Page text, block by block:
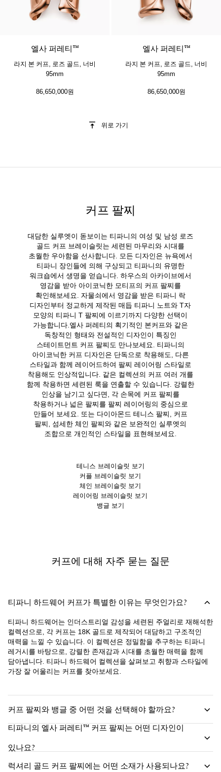
엘사 퍼레티™
라지 본 커프, 로즈 골드, 너비
95mm
86,650,000원
엘사 퍼레티™
라지 본 커프, 로즈 골드, 너비
95mm
86,650,000원
위로 가기
커프 팔찌
대담한 실루엣이 돋보이는 티파니의 여성 및 남성 로즈
골드 커프 브레이슬릿는 세련된 마무리와 시대를
초월한 우아함을 선사합니다. 모든 디자인은 뉴욕에서
티파니 장인들에 의해 구상되고 티파니의 유명한
워크숍에서 생명을 얻습니다. 하우스의 아카이브에서
영감을 받아 아이코닉한 모티프의 커프 팔찌를
확인해보세요. 자물쇠에서 영감을 받은 티파니 락
디자인부터 정교하게 제작된 매듭 티파니 노트와 T자
모양의 티파니 T 팔찌에 이르기까지 다양한 선택이
가능합니다.엘사 퍼레티의 획기적인 본커프와 같은
독창적인 형태와 전설적인 디자인이 특징인
스테이트먼트 커프 팔찌도 만나보세요. 티파니의
아이코닉한 커프 디자인은 단독으로 착용해도, 다른
스타일과 함께 레이어드하여 팔찌 레이어링 스타일로
착용해도 인상적입니다. 같은 컬렉션의 커프 여러 개를
함께 착용하면 세련된 룩을 연출할 수 있습니다. 강렬한
인상을 남기고 싶다면, 각 손목에 커프 팔찌를
착용하거나 넓은 팔찌를 팔찌 레이어링의 중심으로
만들어 보세요. 또는 다이아몬드 테니스 팔찌, 커프
팔찌, 섬세한 체인 팔찌와 같은 보완적인 실루엣의
조합으로 개인적인 스타일을 표현해보세요.
테니스 브레이슬릿 보기
커플 브레이슬릿 보기
체인 브레이슬릿 보기
레이어링 브레이슬릿 보기
뱅글 보기
커프에 대해 자주 묻는 질문
티파니 하드웨어 커프가 특별한 이유는 무엇인가요?
티파니 하드웨어는 인더스트리얼 감성을 세련된 주얼리로 재해석한
컬렉션으로, 각 커프는 18K 골드로 제작되어 대담하고 구조적인
매력을 느낄 수 있습니다. 이 컬렉션은 정밀함을 추구하는 티파니
레거시를 바탕으로, 강렬한 존재감과 시대를 초월한 매력을 함께
담아냅니다. 티파니 하드웨어 컬렉션을 살펴보고 취향과 스타일에
가장 잘 어울리는 커프를 찾아보세요.
커프 팔찌와 뱅글 중 어떤 것을 선택해야 할까요?
티파니의 엘사 퍼레티™ 커프 팔찌는 어떤 디자인이
있나요?
럭셔리 골드 커프 팔찌에는 어떤 소재가 사용되나요?